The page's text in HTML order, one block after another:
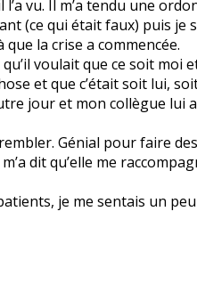
vu. Il m’a tendu une
(ce qui était faux) puis je
la crise a commencée.
voulait que ce soit moi
et que c’était soit lui,
jour et mon collègue lui
Génial pour faire
dit qu’elle me
je me sentais un